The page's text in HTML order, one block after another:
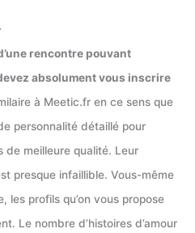
rencontre pouvant
absolument vous inscrire
à Meetic.fr en ce sens que
personnalité détaillé pour
meilleure qualité. Leur
presque infaillible. Vous-même
profils qu’on vous propose
Le nombre d’histoires d’amour